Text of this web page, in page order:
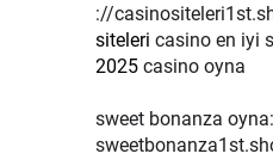
://
siteleri casino en iyi
2025 casino oyna
sweet bonanza oyna: